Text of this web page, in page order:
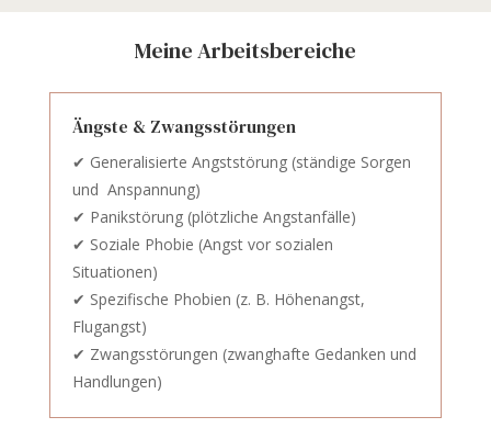
Meine Arbeitsbereiche
Ängste & Zwangsstörungen
✔ Generalisierte Angststörung (ständige Sorgen
und Anspannung)
✔ Panikstörung (plötzliche Angstanfälle)
✔ Soziale Phobie (Angst vor sozialen
Situationen)
✔ Spezifische Phobien (z. B. Höhenangst,
Flugangst)
✔ Zwangsstörungen (zwanghafte Gedanken und
Handlungen)